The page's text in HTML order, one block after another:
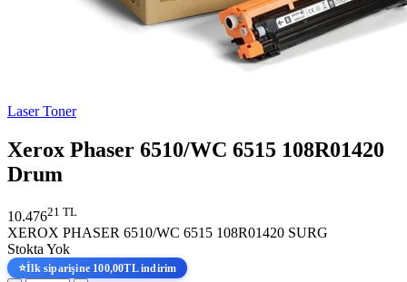
Laser Toner
Xerox Phaser 6510/WC 6515 108R01420
Drum
10.47621 TL
XEROX PHASER 6510/WC 6515 108R01420 SURG
Stokta Yok
⭐İlk siparişine 100,00TL indirim